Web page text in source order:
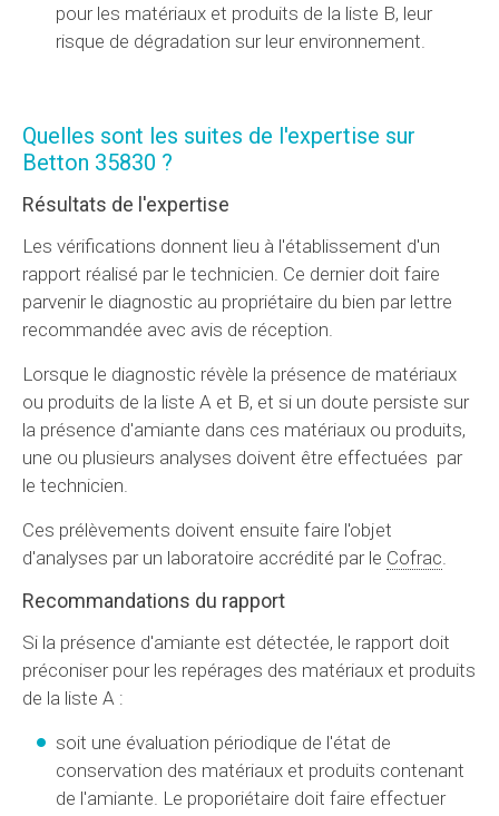
pour les matériaux et produits de la liste B, leur
risque de dégradation sur leur environnement.
Quelles sont les suites de l'expertise sur
Betton 35830 ?
Résultats de l'expertise
Les vérifications donnent lieu à l'établissement d'un
rapport réalisé par le technicien. Ce dernier doit faire
parvenir le diagnostic au propriétaire du bien par lettre
recommandée avec avis de réception.
Lorsque le diagnostic révèle la présence de matériaux
ou produits de la liste A et B, et si un doute persiste sur
la présence d'amiante dans ces matériaux ou produits,
une ou plusieurs analyses doivent être effectuées par
le technicien.
Ces prélèvements doivent ensuite faire l'objet
d'analyses par un laboratoire accrédité par le Cofrac
Recommandations du rapport
Si la présence d'amiante est détectée, le rapport doit
préconiser pour les repérages des matériaux et produits
de la liste A :
soit une évaluation périodique de l'état de
conservation des matériaux et produits contenant
de l'amiante. Le proporiétaire doit faire effectuer